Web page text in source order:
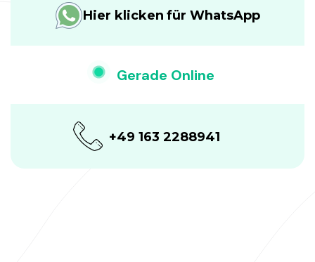
Hier klicken für WhatsApp
Gerade Online
+49 163 2288941